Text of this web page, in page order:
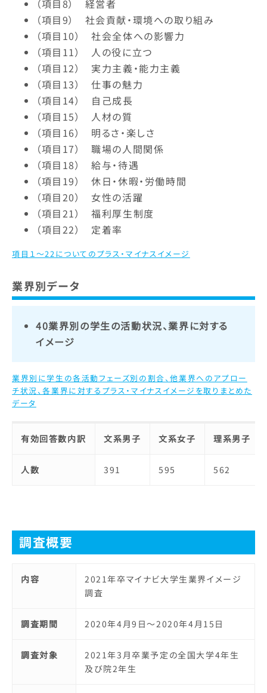
（項目8） 経営者
（項目9） 社会貢献・環境への取り組み
（項目10） 社会全体への影響力
（項目11） 人の役に立つ
（項目12） 実力主義・能力主義
（項目13） 仕事の魅力
（項目14） 自己成長
（項目15） 人材の質
（項目16） 明るさ・楽しさ
（項目17） 職場の人間関係
（項目18） 給与・待遇
（項目19） 休日・休暇・労働時間
（項目20） 女性の活躍
（項目21） 福利厚生制度
（項目22） 定着率
項目１～22についてのプラス・マイナスイメージ
業界別データ
40業界別の学生の活動状況、業界に対する
イメージ
業界別に学生の各活動フェーズ別の割合、他業界へのアプロー
チ状況、各業界に対するプラス・マイナスイメージを取りまとめた
データ
有効回答数内訳 文系男子 文系女子 理系男子
人数 391 595 562
調査概要
内容
2021年卒マイナビ大学生業界イメージ
調査
調査期間 2020年4月9日～2020年4月15日
調査対象
2021年3月卒業予定の全国大学4年生
及び院2年生